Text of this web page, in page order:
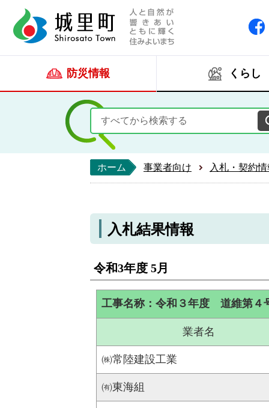
防災情報 くらし
ホーム 事業者向け 入札・契約
入札結果情報
令和3年度 5月
工事名称：令和３年度 道維第４
業者名
㈱常陸建設工業
㈲東海組